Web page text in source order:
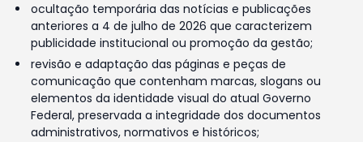
ocultação temporária das notícias e publicações
anteriores a 4 de julho de 2026 que caracterizem
publicidade institucional ou promoção da gestão;
revisão e adaptação das páginas e peças de
comunicação que contenham marcas, slogans ou
elementos da identidade visual do atual Governo
Federal, preservada a integridade dos documentos
administrativos, normativos e históricos;